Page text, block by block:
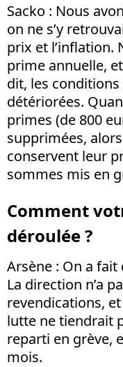
Sacko : Nous
on ne s’y
prix et l’inflation.
prime annuelle,
dit, les
détériorées.
primes (de 800
supprimées,
conservent leur
sommes mis en
Comment
déroulée ?
Arsène : On a fait
La direction n’a
revendications,
lutte ne tiendrait
reparti en grève,
mois.